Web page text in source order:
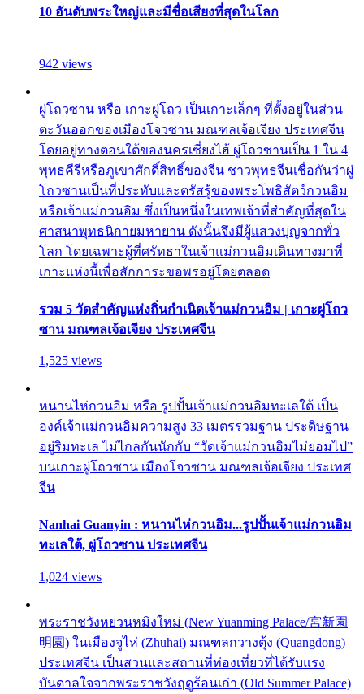
10 อันดับพระใหญ่และมีชื่อเสียงที่สุดในโลก
942 views
ผู่โถวซาน หรือ เกาะผู่โถว เป็นเกาะเล็กๆ ที่ตั้งอยู่ในส่วน
ตะวันออกของเมืองโจวซาน มณฑลเจ้อเจียง ประเทศจีน
โดยอยู่ทางตอนใต้ของนครเซี่ยงไฮ้ ผู่โถวซานเป็น 1 ใน 4
พุทธคีรีหรือภูเขาศักดิ์สิทธิ์ของจีน ชาวพุทธจีนเชื่อกันว่าผู่
โถวซานเป็นที่ประทับและตรัสรู้ของพระโพธิสัตว์กวนอิม
หรือเจ้าแม่กวนอิม ซึ่งเป็นหนึ่งในเทพเจ้าที่สำคัญที่สุดใน
ศาสนาพุทธนิกายมหายาน ดังนั้นจึงมีผู้แสวงบุญจากทั่ว
โลก โดยเฉพาะผู้ที่ศรัทธาในเจ้าแม่กวนอิมเดินทางมาที่
เกาะแห่งนี้เพื่อสักการะขอพรอยู่โดยตลอด
รวม 5 วัดสำคัญแห่งถิ่นกำเนิดเจ้าแม่กวนอิม | เกาะผู่โถว
ซาน มณฑลเจ้อเจียง ประเทศจีน
1,525 views
หนานไห่กวนอิม หรือ รูปปั้นเจ้าแม่กวนอิมทะเลใต้ เป็น
องค์เจ้าแม่กวนอิมความสูง 33 เมตรรวมฐาน ประดิษฐาน
อยู่ริมทะเล ไม่ไกลกันนักกับ “วัดเจ้าแม่กวนอิมไม่ยอมไป”
บนเกาะผู่โถวซาน เมืองโจวซาน มณฑลเจ้อเจียง ประเทศ
จีน
Nanhai Guanyin : หนานไห่กวนอิม...รูปปั้นเจ้าแม่กวนอิม
ทะเลใต้, ผู่โถวซาน ประเทศจีน
1,024 views
พระราชวังหยวนหมิงใหม่ (New Yuanming Palace/宮新園
明園) ในเมืองจูไห่ (Zhuhai) มณฑลกวางตุ้ง (Quangdong)
ประเทศจีน เป็นสวนและสถานที่ท่องเที่ยวที่ได้รับแรง
บันดาลใจจากพระราชวังฤดูร้อนเก่า (Old Summer Palace)